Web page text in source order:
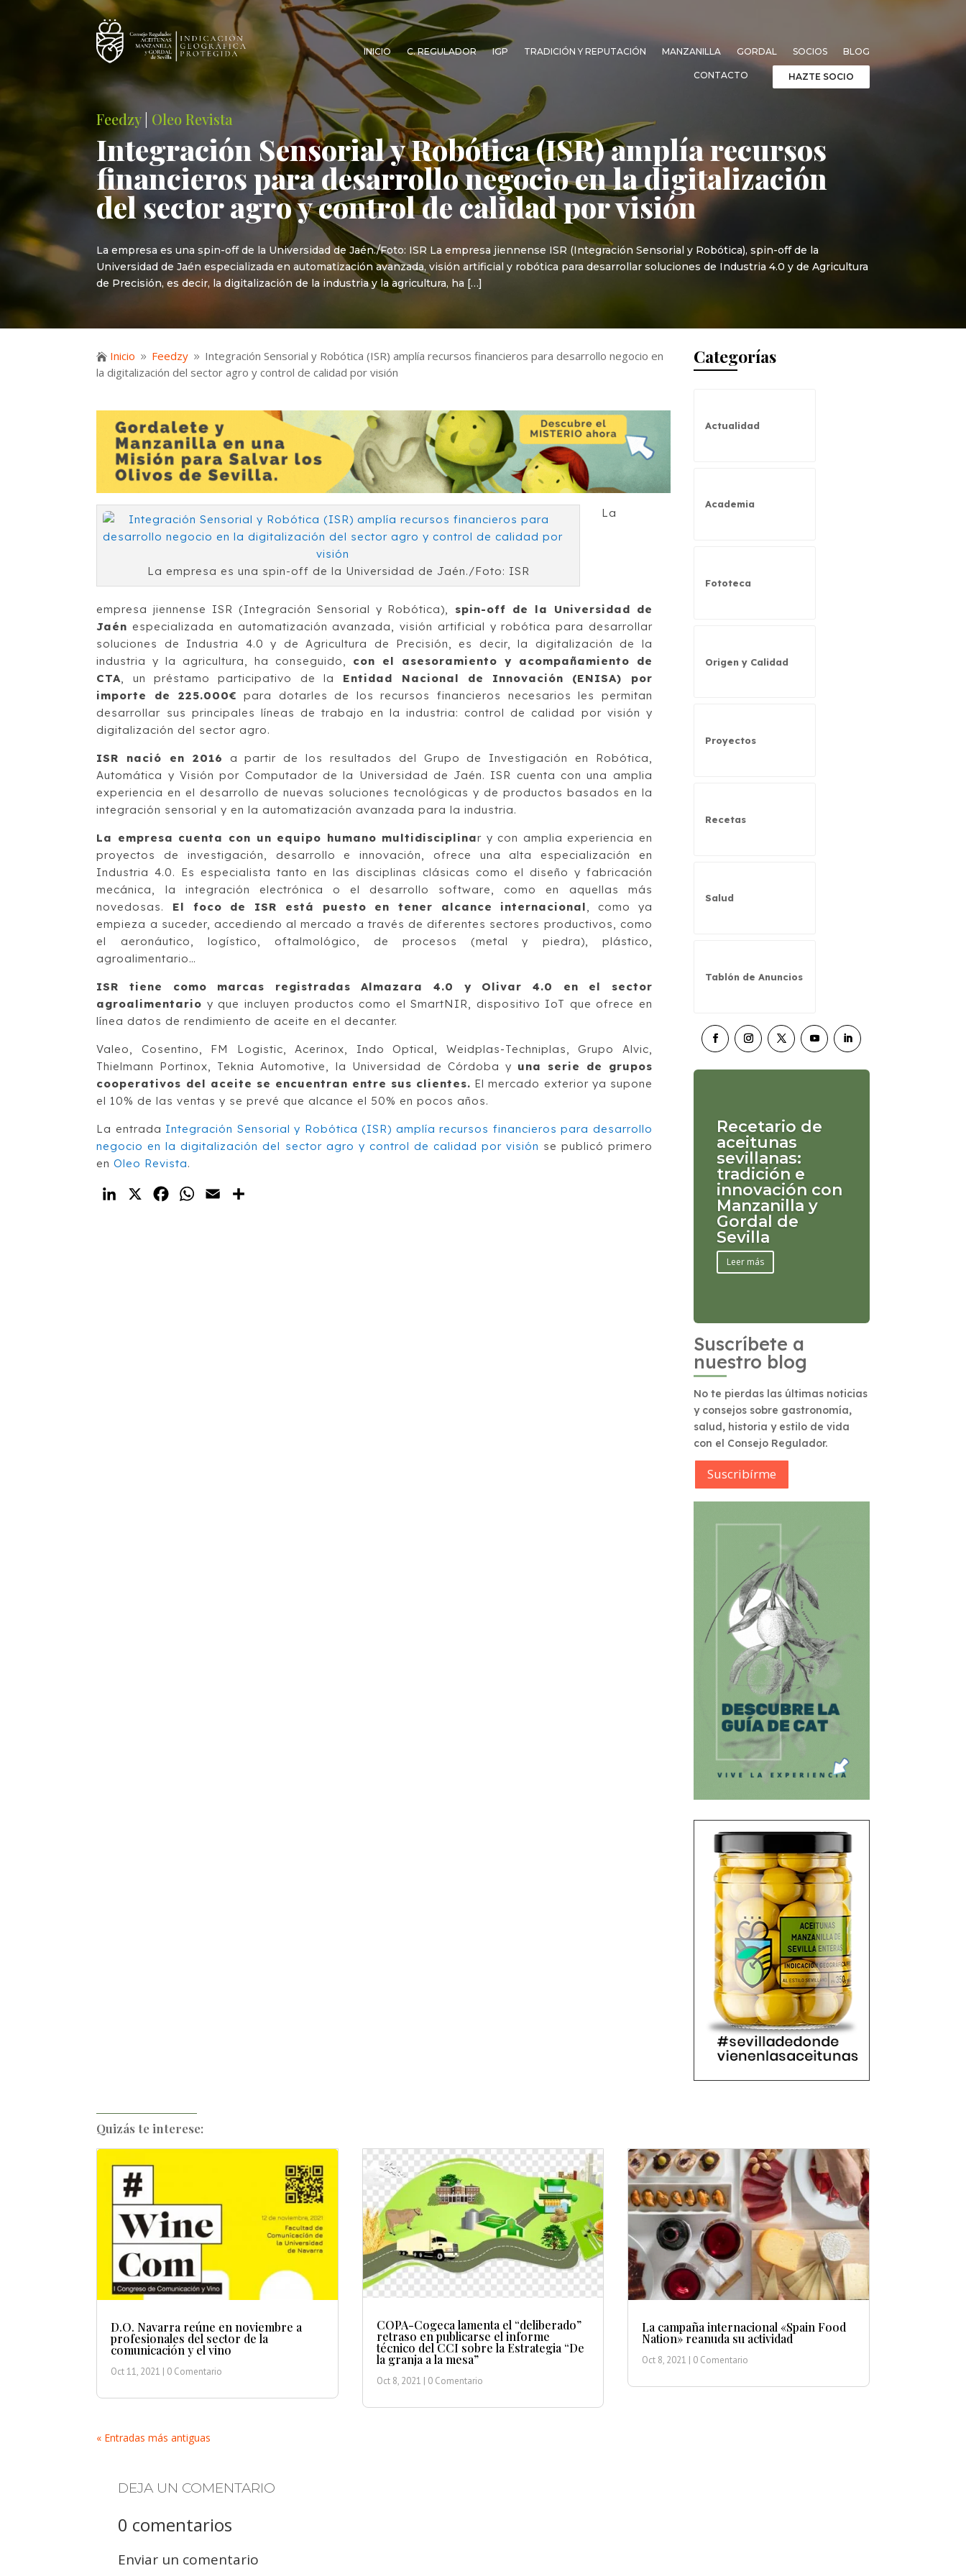
INICIO C. REGULADOR IGP TRADICIÓN Y REPUTACIÓN MANZANILLA GORDAL SOCIOS BLOG
CONTACTO HAZTE SOCIO
Feedzy| Oleo Revista
Integración Sensorial y Robótica (ISR) amplía recursos
financieros para desarrollo negocio en la digitalización
del sector agro y control de calidad por visión
La empresa es una spin-off de la Universidad de Jaén./Foto: ISR La empresa jiennense ISR (Integración Sensorial y Robótica), spin-off de la
Universidad de Jaén especializada en automatización avanzada, visión artificial y robótica para desarrollar soluciones de Industria 4.0 y de Agricultura
de Precisión, es decir, la digitalización de la industria y la agricultura, ha […]
 Inicio 9 Feedzy 9 Integración Sensorial y Robótica (ISR) amplía recursos financieros para desarrollo negocio en
la digitalización del sector agro y control de calidad por visión
La empresa es una spin-off de la Universidad de Jaén./Foto: ISR
La
empresa jiennense ISR (Integración Sensorial y Robótica),
spin-off de la Universidad de
Jaén especializada en automatización avanzada, visión artificial y robótica para desarrollar
soluciones de Industria 4.0 y de Agricultura de Precisión, es decir, la digitalización de la
industria y la agricultura, ha conseguido, con el asesoramiento y acompañamiento de
CTA, un préstamo participativo de la
Entidad Nacional de Innovación (ENISA) por
importe de 225.000€ para dotarles de los recursos financieros necesarios les permitan
desarrollar sus principales líneas de trabajo en la industria: control de calidad por visión y
digitalización del sector agro.
ISR nació en 2016 a partir de los resultados del Grupo de Investigación en Robótica,
Automática y Visión por Computador de la Universidad de Jaén. ISR cuenta con una amplia
experiencia en el desarrollo de nuevas soluciones tecnológicas y de productos basados en la
integración sensorial y en la automatización avanzada para la industria.
La empresa cuenta con un equipo humano multidisciplinar y con amplia experiencia en
proyectos de investigación, desarrollo e innovación, ofrece una alta especialización en
Industria 4.0. Es especialista tanto en las disciplinas clásicas como el diseño y fabricación
mecánica, la integración electrónica o el desarrollo software, como en aquellas más
novedosas.
El foco de ISR está puesto en tener alcance internacional, como ya
empieza a suceder, accediendo al mercado a través de diferentes sectores productivos, como
el aeronáutico, logístico, oftalmológico, de procesos (metal y piedra), plástico,
agroalimentario…
ISR tiene como marcas registradas Almazara 4.0 y Olivar 4.0 en el sector
agroalimentario y que incluyen productos como el SmartNIR, dispositivo IoT que ofrece en
línea datos de rendimiento de aceite en el decanter.
Valeo, Cosentino, FM Logistic, Acerinox, Indo Optical, Weidplas-Techniplas, Grupo Alvic,
Thielmann Portinox, Teknia Automotive, la Universidad de Córdoba y una serie de grupos
cooperativos del aceite se encuentran entre sus clientes. El mercado exterior ya supone
el 10% de las ventas y se prevé que alcance el 50% en pocos años.
La entrada Integración Sensorial y Robótica (ISR) amplía recursos financieros para desarrollo
negocio en la digitalización del sector agro y control de calidad por visión se publicó primero
enOleo Revista.
LinkedIn
X FacebookWhatsApp
Email
Categorías
Actualidad
Academia
Fototeca
Origen y Calidad
Proyectos
Recetas
Salud
Tablón de Anuncios
Recetario de
aceitunas
sevillanas:
tradición e
innovación con
Manzanilla y
Gordal de
Sevilla
Leer más
Suscríbete a
nuestro blog
No te pierdas las últimas noticias
y consejos sobre gastronomía,
salud, historia y estilo de vida
con el Consejo Regulador.
Suscribírme
Quizás te interese:
D.O. Navarra reúne en noviembre a
profesionales del sector de la
comunicación y el vino
Oct 11, 2021 | 0 Comentario
COPA-Cogeca lamenta el “deliberado”
retraso en publicarse el informe
técnico del CCI sobre la Estrategia “De
la granja a la mesa”
Oct 8, 2021 | 0 Comentario
La campaña internacional «Spain Food
Nation» reanuda su actividad
Oct 8, 2021 | 0 Comentario
« Entradas más antiguas
DEJA UN COMENTARIO
0 comentarios
Enviar un comentario